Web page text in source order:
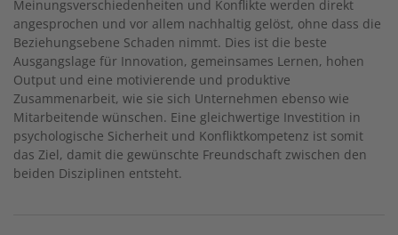
Meinungsverschiedenheiten und Konflikte werden direkt
angesprochen und vor allem nachhaltig gelöst, ohne dass die
Beziehungsebene Schaden nimmt. Dies ist die beste
Ausgangslage für Innovation, gemeinsames Lernen, hohen
Output und eine motivierende und produktive
Zusammenarbeit, wie sie sich Unternehmen ebenso wie
Mitarbeitende wünschen. Eine gleichwertige Investition in
psychologische Sicherheit und Konfliktkompetenz ist somit
das Ziel, damit die gewünschte Freundschaft zwischen den
beiden Disziplinen entsteht.